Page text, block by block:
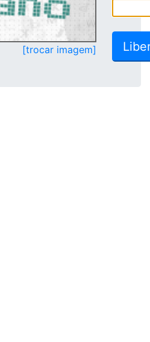
[trocar imagem]